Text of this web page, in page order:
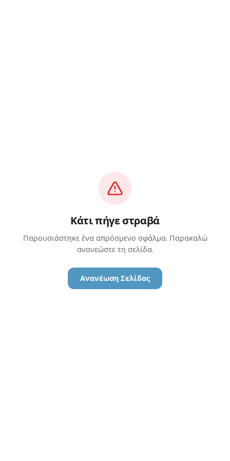
Κάτι πήγε στραβά
Παρουσιάστηκε ένα απρόσμενο σφάλμα. Παρακαλώ
ανανεώστε τη σελίδα.
Ανανέωση Σελίδας